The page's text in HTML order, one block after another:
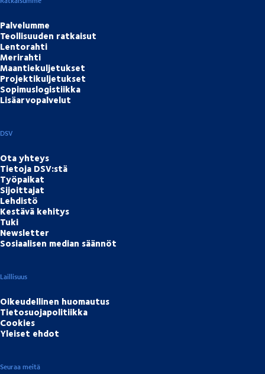
Palvelumme
Teollisuuden ratkaisut
Lentorahti
Merirahti
Maantiekuljetukset
Projektikuljetukset
Sopimuslogistiikka
Lisäarvopalvelut
DSV
Ota yhteys
Tietoja DSV:stä
Työpaikat
Sijoittajat
Lehdistö
Kestävä kehitys
Tuki
Newsletter
Sosiaalisen median säännöt
Laillisuus
Oikeudellinen huomautus
Tietosuojapolitiikka
Cookies
Yleiset ehdot
Seuraa meitä